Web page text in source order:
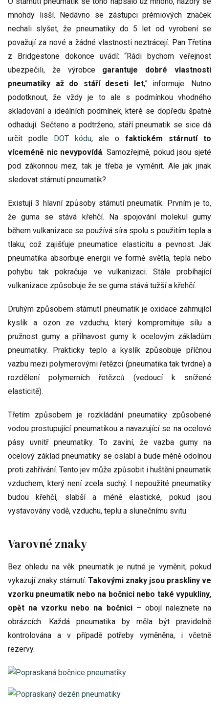
mnohdy lisší. Nedávno se zástupci prémiových značek
nechali slyšet, že pneumatiky do 5 let od vyrobení se
považují za nové a žádné vlastnosti neztrácejí. Pan Třetina
z Bridgestone dokonce uvádí: “Rádi bychom veřejnost
ubezpečili, že výrobce garantuje dobré vlastnosti
pneumatiky až do stáří deseti let,” informuje. Nutno
podotknout, že vždy je to ale s podmínkou vhodného
skladování a ideálních podmínek, které se dopředu špatně
odhadují. Sečteno a podtrženo, stáří pneumatik se sice dá
určit podle DOT kódu, ale o faktickém stárnutí to
víceméně nic nevypovídá. Samozřejmě, pokud jsou sjeté
pod zákonnou mez, tak je třeba je vyměnit. Ale jak jinak
sledovat stárnutí pneumatik?
Existují 3 hlavní způsoby stárnutí pneumatik. Prvním je to,
že guma se stává křehčí. Na spojování molekul gumy
během vulkanizace se používá síra spolu s použitím tepla a
tlaku, což zajišťuje pneumatice elasticitu a pevnost. Jak
pneumatika absorbuje energii ve formě světla, tepla nebo
pohybu tak pokračuje ve vulkanizaci. Stále probíhající
vulkanizace způsobuje že se guma stává tužší a křehčí.
Druhým způsobem stárnutí pneumatik je oxidace zahrnující
kyslík a ozon ze vzduchu, který kompromituje sílu a
pružnost gumy a přilnavost gumy k ocelovým základům
pneumatiky. Prakticky teplo a kyslík způsobuje příčnou
vazbu mezi polymerovými řetězci (pneumatika tak tvrdne) a
rozdělení polymerních řetězců (vedoucí k snížené
elasticitě).
Třetím způsobem je rozkládání pneumatiky způsobené
vodou prostupující pneumatikou a navazující se na ocelové
pásy uvnitř pneumatiky. To zaviní, že vazba gumy na
ocelový základ pneumatiky se oslabí a bude méně odolnou
proti zahřívání. Tento jev může způsobit i huštění pneumatik
vzduchem, který není zcela suchý. I nepoužité pneumatiky
budou křehčí, slabší a méně elastické, pokud jsou
vystavovány vodě, vzduchu, teplu a slunečnímu svitu.
Varovné znaky
Bez ohledu na věk pneumatik je nutné je vyměnit, pokud
vykazují znaky stárnutí. Takovými znaky jsou praskliny ve
vzorku pneumatik nebo na bočnici nebo také vypukliny,
opět na vzorku nebo na bočnici– obojí naleznete na
obrázcích. Každá pneumatika by měla být pravidelně
kontrolována a v případě potřeby vyměněna, i včetně
rezervy.